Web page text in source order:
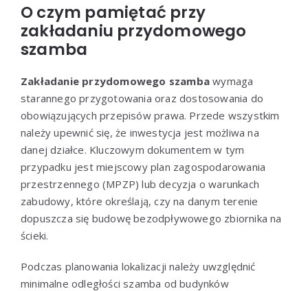
O czym pamiętać przy
zakładaniu przydomowego
szamba
Zakładanie przydomowego szamba wymaga
starannego przygotowania oraz dostosowania do
obowiązujących przepisów prawa. Przede wszystkim
należy upewnić się, że inwestycja jest możliwa na
danej działce. Kluczowym dokumentem w tym
przypadku jest miejscowy plan zagospodarowania
przestrzennego (MPZP) lub decyzja o warunkach
zabudowy, które określają, czy na danym terenie
dopuszcza się budowę bezodpływowego zbiornika na
ścieki.
Podczas planowania lokalizacji należy uwzględnić
minimalne odległości szamba od budynków